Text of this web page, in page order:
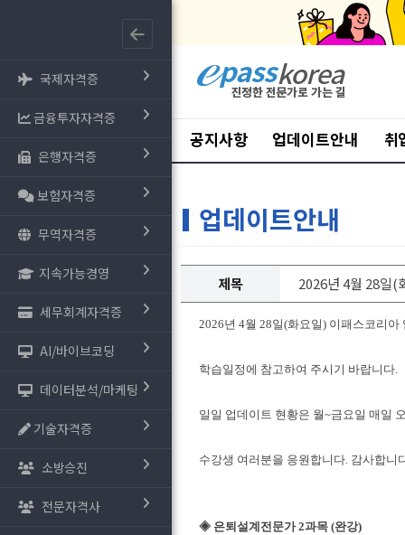
국제자격증
금융투자자격증
은행자격증
보험자격증
무역자격증
지속가능경영
세무회계자격증
AI/바이브코딩
데이터분석/마케팅
기술자격증
소방승진
전문자격사
공지사항 업데이트안내 취
업데이트안내
제목 2026년 4월 28일(
2026년 4월 28일(화요일) 이패스코리
학습일정에 참고하여 주시기 바랍니다.
일일 업데이트 현황은 월~금요일 매일
수강생 여러분을 응원합니다. 감사합니
◈ 은퇴설계전문가 2과목 (완강)